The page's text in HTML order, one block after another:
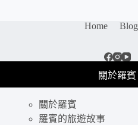
Home Blog
關於羅賓
關於羅賓
羅賓的旅遊故事